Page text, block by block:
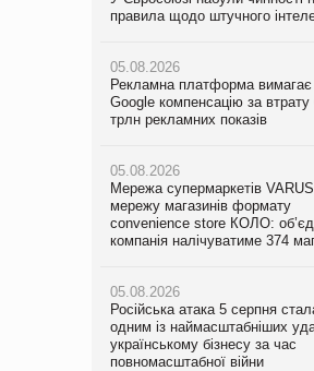
правила щодо штучного
05.08.2026
Рекламна платформа вимагає
Google компенсацію за втрату
трлн рекламних показів
05.08.2026
Мережа супермаркетів
мережу магазинів формату
convenience store КОЛО:
компанія налічуватиме 374
05.08.2026
Російська атака 5 серпня
одним із наймасштабніших
українському бізнесу за час
повномасштабної війни
мережу магазинів формату
05.08.2026
Російська атака 5 серпня стала
повномасштабної війни
05.08.2026
Смачне поповнення дитячого
05.08.2026
Сергій Лісунов про заморожені
хлібобулочні вироби на
правила щодо штучного
05.08.2026
Рекламна платформа вимагає
Google компенсацію за втрату
трлн рекламних показів
05.08.2026
Adidas витратила понад $1
маркетинг за квартал
рекламі екологічних продуктів
05.08.2026
AstraZeneca обговорює